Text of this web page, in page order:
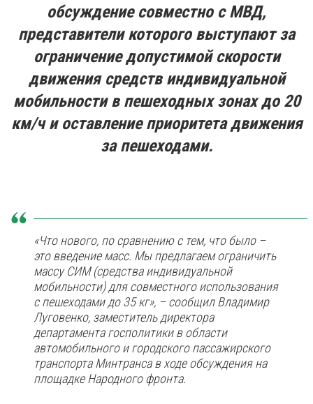
обсуждение совместно с МВД,
представители которого выступают за
ограничение допустимой скорости
движения средств индивидуальной
мобильности в пешеходных зонах до 20
км/ч и оставление приоритета движения
за пешеходами.
«Что нового, по сравнению с тем, что было –
это введение масс. Мы предлагаем ограничить
массу СИМ (средства индивидуальной
мобильности) для совместного использования
с пешеходами до 35 кг», – сообщил Владимир
Луговенко, заместитель директора
департамента госполитики в области
автомобильного и городского пассажирского
транспорта Минтранса в ходе обсуждения на
площадке Народного фронта.